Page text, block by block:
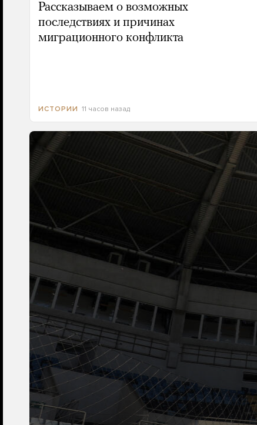
Рассказываем о возможных
последствиях и причинах
миграционного конфликта
ИСТОРИИ 11 часов назад